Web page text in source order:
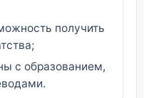
получить
с образованием,